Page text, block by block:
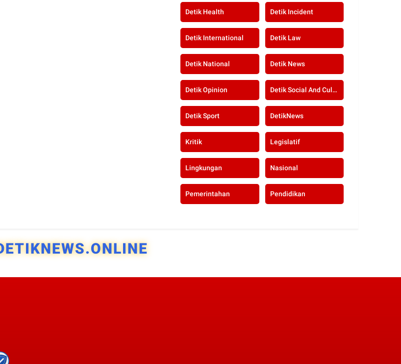
Detik Health Detik Incident
Detik International Detik Law
Detik National Detik News
Detik Opinion Detik Social And Culture
Detik Sport DetikNews
Kritik Legislatif
Lingkungan Nasional
Pemerintahan Pendidikan